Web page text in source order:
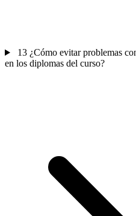
13 ¿Cómo evitar problemas
en los diplomas del curso?